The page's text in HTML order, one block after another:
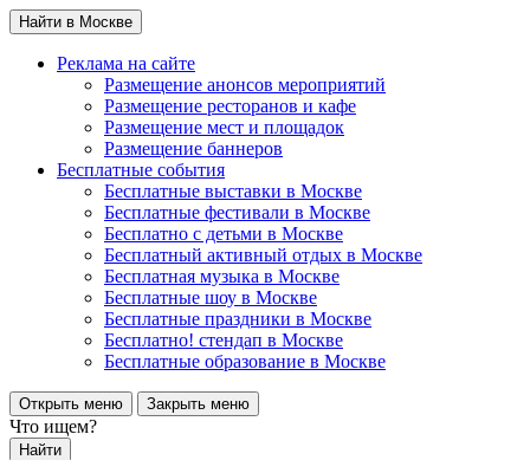
Найти в Москве
Реклама на сайте
Размещение анонсов мероприятий
Размещение ресторанов и кафе
Размещение мест и площадок
Размещение баннеров
Бесплатные события
Бесплатные выставки в Москве
Бесплатные фестивали в Москве
Бесплатно с детьми в Москве
Бесплатный активный отдых в Москве
Бесплатная музыка в Москве
Бесплатные шоу в Москве
Бесплатные праздники в Москве
Бесплатно! стендап в Москве
Бесплатные образование в Москве
Открыть меню Закрыть меню
Что ищем?
Найти